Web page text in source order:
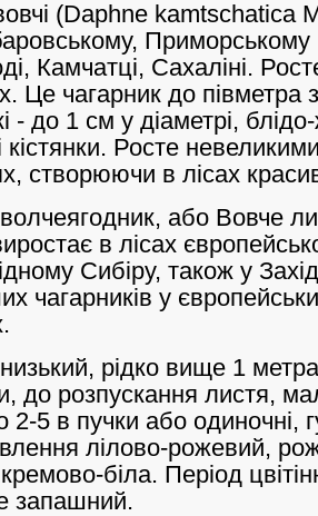
(Daphne kamtschatica
Приморському
Камчатці, Сахаліні.
Це чагарник до півметра
- до 1 см у діаметрі,
кістянки. Росте
створюючи в лісах
або Вовче
в лісах
Сибіру, також у
чагарників у
рідко вище 1
до розпускання листя,
2-5 в пучки або одиночні,
лілово-рожевий,
кремово-біла. Період
запашний.